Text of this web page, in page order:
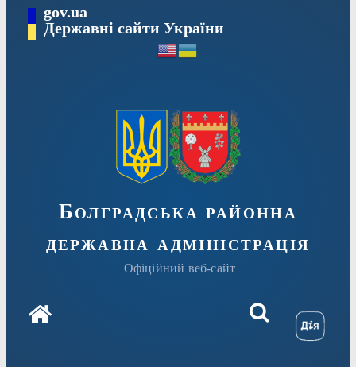
Перейтиgov.ua
Державні сайти України
Болградська районна
державна адміністрація
Офіційний веб-сайт